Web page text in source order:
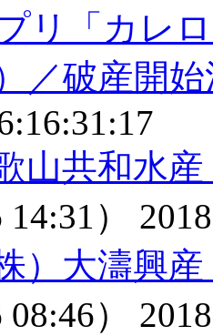
リ「カレ
／破産開
山共和水
14:31）
）大濤興
08:46）